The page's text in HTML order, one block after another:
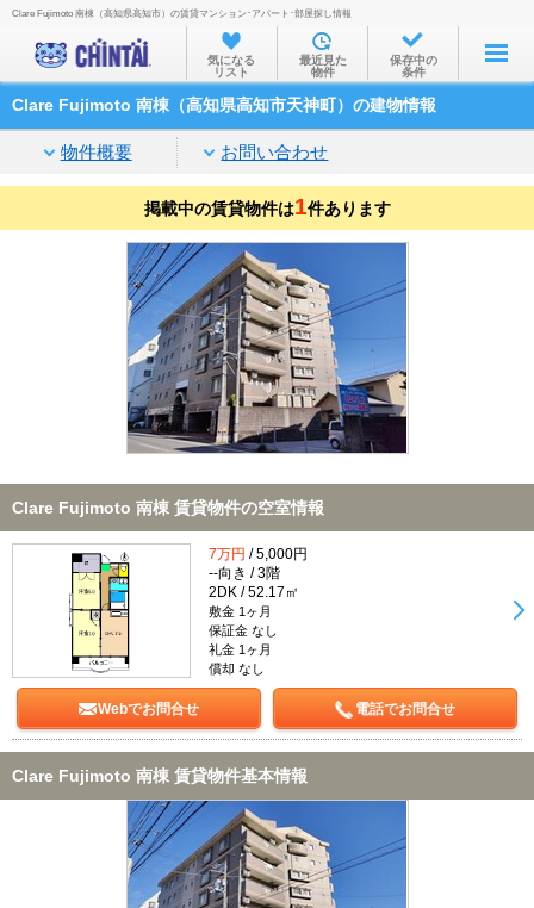
お部屋を探す
沿線・駅から
家賃相場から
通勤通学時間から
物件特集から
不動産会社から
TOP
Clare Fujimoto 南棟（高知県高知市）の賃貸マンション･アパート･部屋探し情報
気になる
リスト
最近見た
物件
保存中の
条件
Clare Fujimoto 南棟（高知県高知市天神町）の建物情報
物件概要 お問い合わせ
掲載中の賃貸物件は1件あります
Clare Fujimoto 南棟 賃貸物件の空室情報
7万円 / 5,000円
--向き / 3階
2DK / 52.17㎡
敷金 1ヶ月
保証金 なし
礼金 1ヶ月
償却 なし
Webでお問合せ 電話でお問合せ
Clare Fujimoto 南棟 賃貸物件基本情報